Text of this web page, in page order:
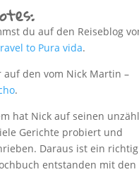
du auf den Reiseblog
to Pura vida.
auf den vom Nick Martin –
.
hat Nick auf seinen
Gerichte probiert und
Daraus ist ein richtig
entstanden mit den